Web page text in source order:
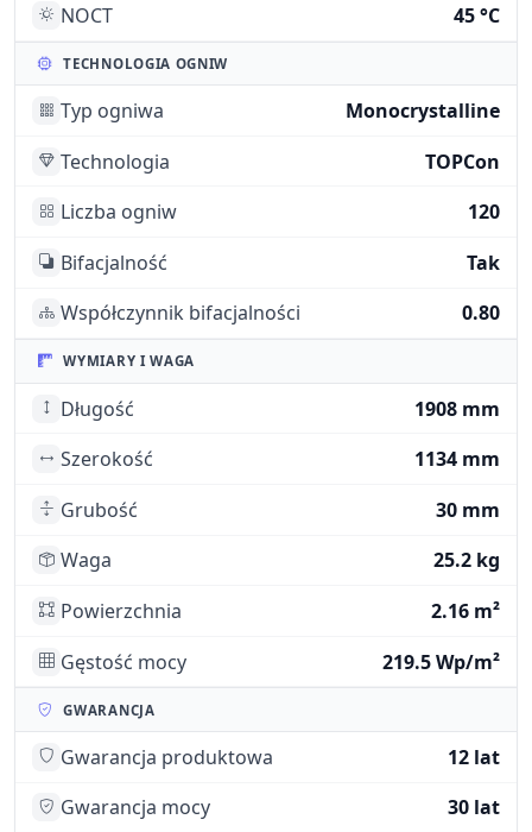
NOCT
45 °C
TECHNOLOGIA OGNIW
Typ ogniwa
Monocrystalline
Technologia
TOPCon
Liczba ogniw
120
Bifacjalność
Tak
Współczynnik bifacjalności
0.80
WYMIARY I WAGA
Długość
1908 mm
Szerokość
1134 mm
Grubość
30 mm
Waga
25.2 kg
Powierzchnia
2.16 m²
Gęstość mocy
219.5 Wp/m²
GWARANCJA
Gwarancja produktowa
12 lat
Gwarancja mocy
30 lat